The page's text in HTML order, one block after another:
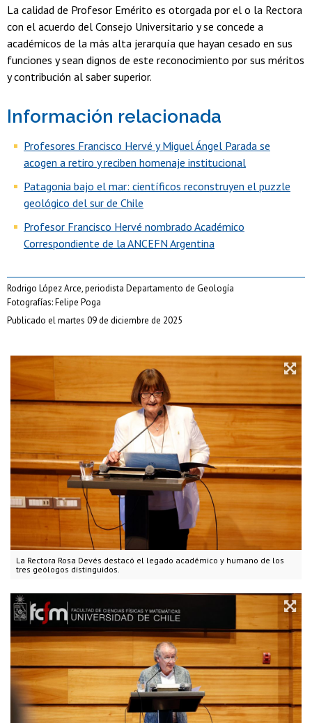
La Rectora Rosa Devés destacó el legado académico y humano de los
tres geólogos distinguidos.
La calidad de Profesor Emérito es otorgada por el o la Rectora
con el acuerdo del Consejo Universitario y se concede a
académicos de la más alta jerarquía que hayan cesado en sus
funciones y sean dignos de este reconocimiento por sus méritos
y contribución al saber superior.
Información relacionada
Profesores Francisco Hervé y Miguel Ángel Parada se
acogen a retiro y reciben homenaje institucional
Patagonia bajo el mar: científicos reconstruyen el puzzle
geológico del sur de Chile
Profesor Francisco Hervé nombrado Académico
Correspondiente de la ANCEFN Argentina
Rodrigo López Arce, periodista Departamento de Geología
Fotografías: Felipe Poga
Publicado el martes 09 de diciembre de 2025